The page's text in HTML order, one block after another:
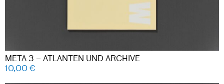
META 3 – ATLANTEN UND ARCHIVE
10,00€